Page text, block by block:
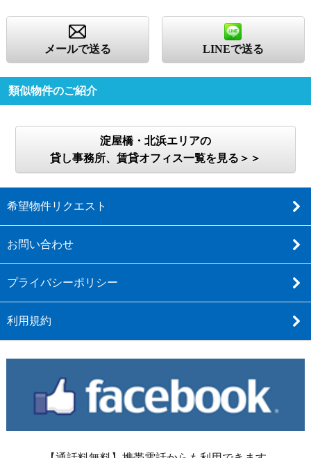
メールで送る LINEで送る
類似物件のご紹介
淀屋橋・北浜エリアの
貸し事務所、賃貸オフィス一覧を見る＞＞
希望物件リクエスト
お問い合わせ
プライバシーポリシー
利用規約